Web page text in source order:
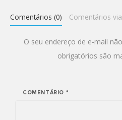
Comentários (0) Comentários
O seu endereço de e-mail
obrigatórios são
COMENTÁRIO *